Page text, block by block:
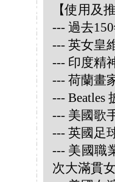
【使用及
--- 過去
--- 英女皇
--- 印度精
--- 荷蘭畫
--- Beatles
--- 美國歌
--- 英國足
--- 美國職
次大滿貫